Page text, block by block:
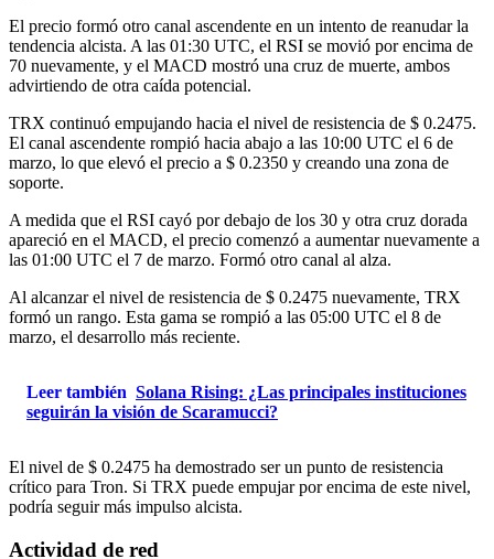
El precio formó otro canal ascendente en un intento de reanudar la
tendencia alcista. A las 01:30 UTC, el RSI se movió por encima de
70 nuevamente, y el MACD mostró una cruz de muerte, ambos
advirtiendo de otra caída potencial.
TRX continuó empujando hacia el nivel de resistencia de $ 0.2475.
El canal ascendente rompió hacia abajo a las 10:00 UTC el 6 de
marzo, lo que elevó el precio a $ 0.2350 y creando una zona de
soporte.
A medida que el RSI cayó por debajo de los 30 y otra cruz dorada
apareció en el MACD, el precio comenzó a aumentar nuevamente a
las 01:00 UTC el 7 de marzo. Formó otro canal al alza.
Al alcanzar el nivel de resistencia de $ 0.2475 nuevamente, TRX
formó un rango. Esta gama se rompió a las 05:00 UTC el 8 de
marzo, el desarrollo más reciente.
Leer también Solana Rising: ¿Las principales instituciones
seguirán la visión de Scaramucci?
El nivel de $ 0.2475 ha demostrado ser un punto de resistencia
crítico para Tron. Si TRX puede empujar por encima de este nivel,
podría seguir más impulso alcista.
Actividad de red